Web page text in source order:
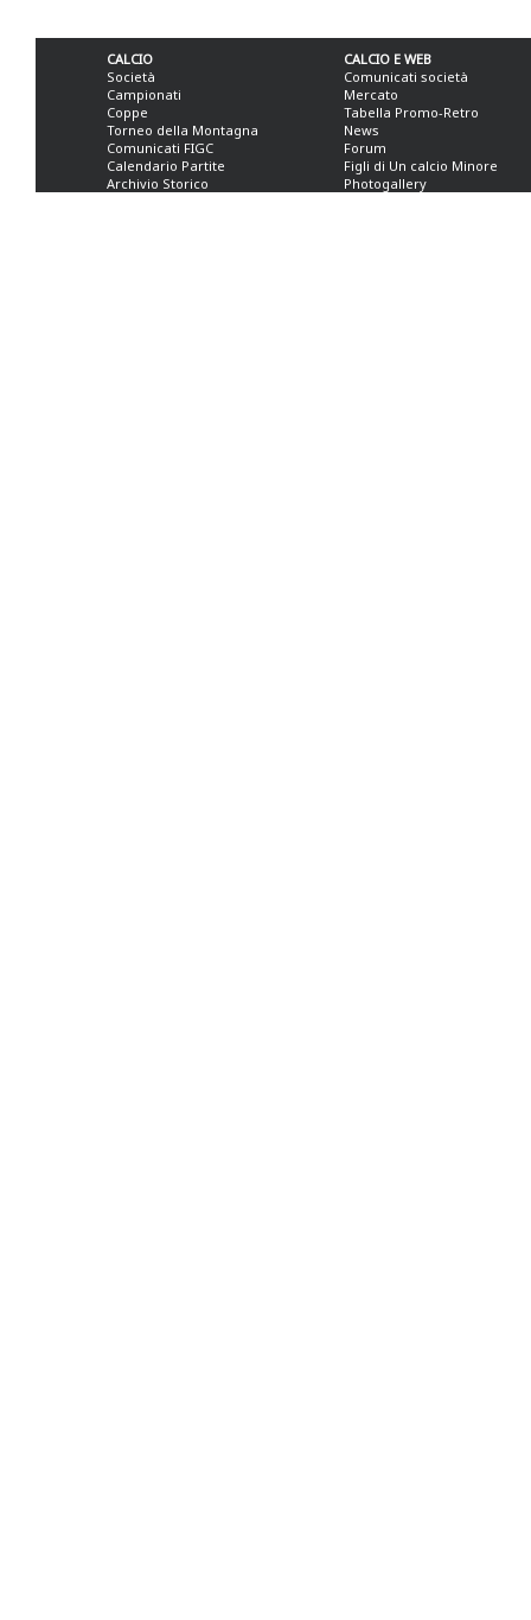
CALCIO
Società
Campionati
Coppe
Torneo della Montagna
Comunicati FIGC
Calendario Partite
Archivio Storico
CALCIO E WEB
Comunicati società
Mercato
Tabella Promo-Retro
News
Forum
Figli di Un calcio Minore
Photogallery